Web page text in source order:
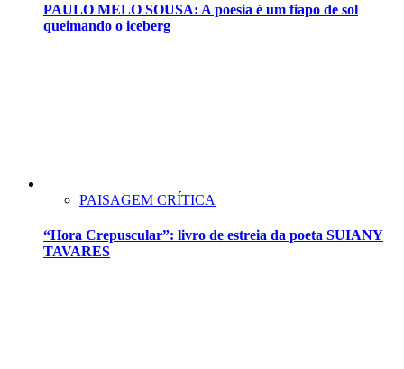
PAULO MELO SOUSA: A poesia é um fiapo de sol
queimando o iceberg
PAISAGEM CRÍTICA
“Hora Crepuscular”: livro de estreia da poeta SUIANY
TAVARES